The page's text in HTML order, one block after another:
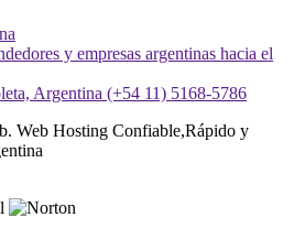
y empresas argentinas hacia el
Argentina (+54 11) 5168-5786
Web Hosting Confiable,Rápido y